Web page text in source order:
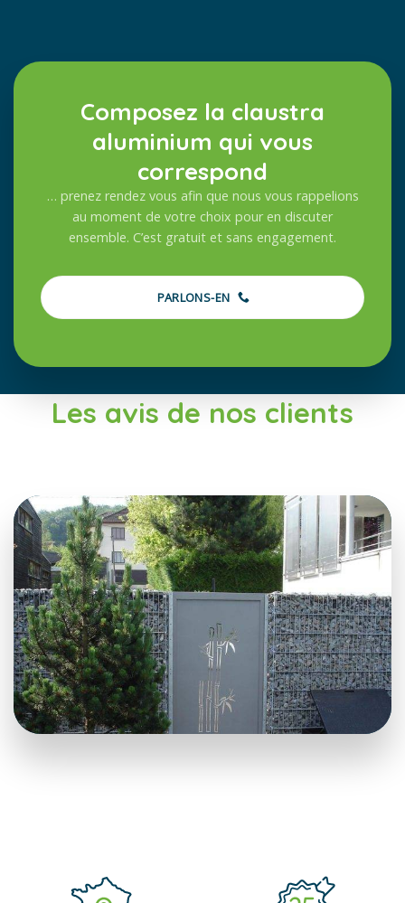
Composez la claustra
aluminium qui vous
correspond
… prenez rendez vous afin que nous vous rappelions
au moment de votre choix pour en discuter
ensemble. C’est gratuit et sans engagement.
PARLONS-EN
Les avis de nos clients